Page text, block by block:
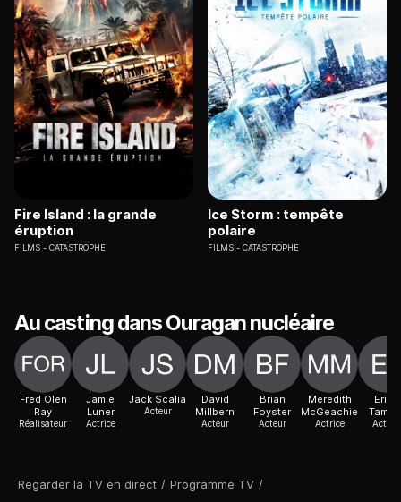
Regarder la TV en direct / Programme TV /
Fire Island : la grande
éruption
FILMS CATASTROPHE
Ice Storm : tempête
polaire
FILMS CATASTROPHE
Au casting dans Ouragan nucléaire
Fred Olen
Ray
Réalisateur
Jamie
Luner
Actrice
Jack Scalia
Acteur
David
Millbern
Acteur
Brian
Foyster
Acteur
Meredith
McGeachie
Actrice
Eriko
Actrice